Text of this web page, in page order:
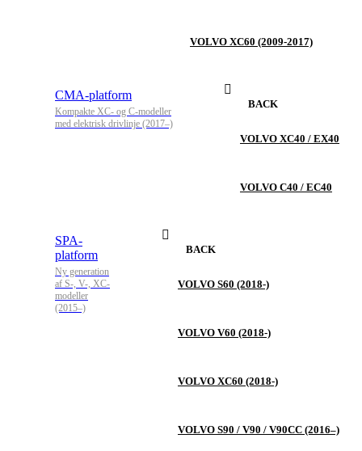
VOLVO XC60 (2009-2017)
CMA-platform
Kompakte XC- og C-modeller
med elektrisk drivlinje (2017–)
BACK
VOLVO XC40 / EX40
VOLVO C40 / EC40
SPA-
platform
Ny generation
af S-, V-, XC-
modeller
(2015–)
BACK
VOLVO S60 (2018-)
VOLVO V60 (2018-)
VOLVO XC60 (2018-)
VOLVO S90 / V90 / V90CC (2016–)